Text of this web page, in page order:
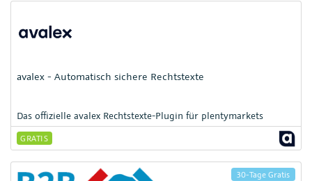
avalex - Automatisch sichere Rechtstexte
Das offizielle avalex Rechtstexte-Plugin für plentymarkets
GRATIS
30-Tage Gratis